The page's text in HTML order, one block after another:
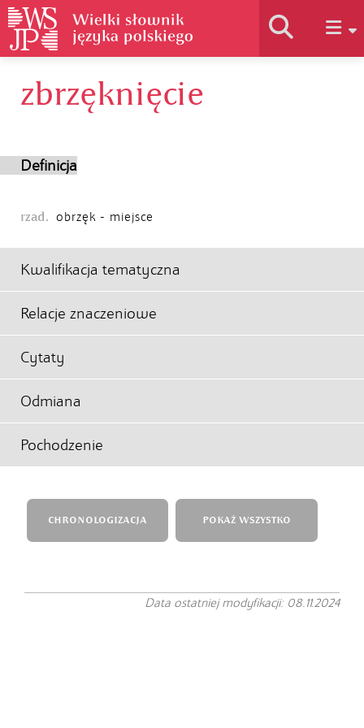
Historia słownika
zbrzęknięcie
Definicja
rzad. obrzęk - miejsce
Kwalifikacja tematyczna
Relacje znaczeniowe
Cytaty
Odmiana
Pochodzenie
CHRONOLOGIZACJA POKAŻ WSZYSTKO
Data ostatniej modyfikacji: 08.11.2024